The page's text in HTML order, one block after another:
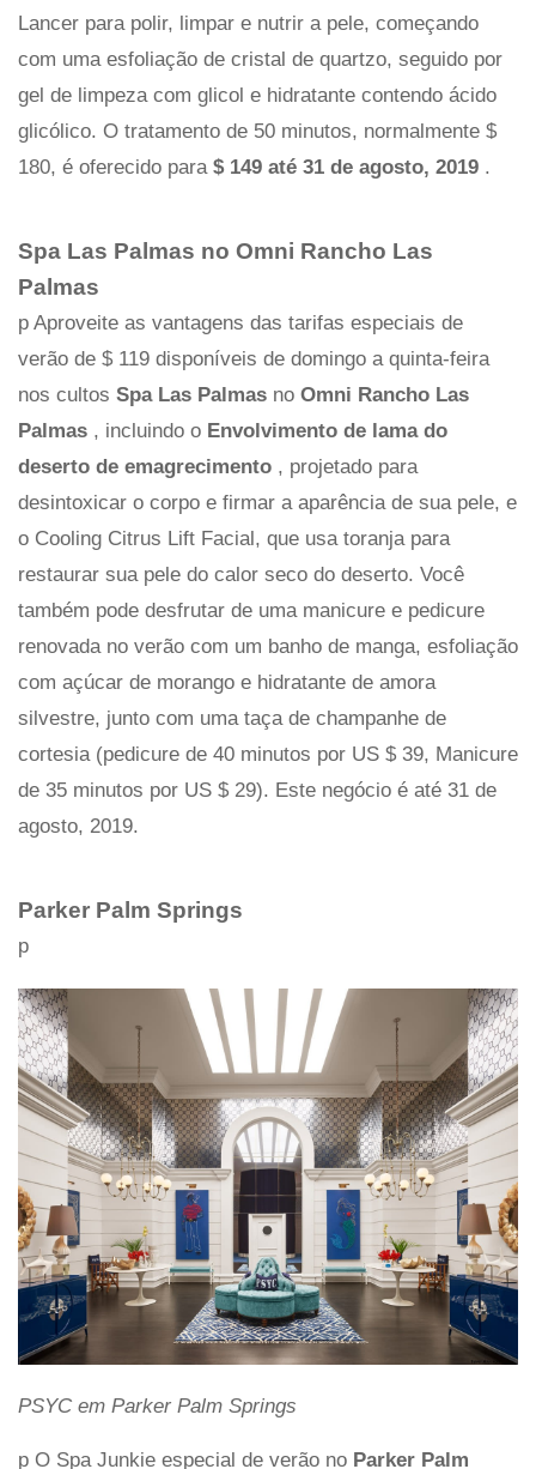
Lancer para polir, limpar e nutrir a pele, começando
com uma esfoliação de cristal de quartzo, seguido por
gel de limpeza com glicol e hidratante contendo ácido
glicólico. O tratamento de 50 minutos, normalmente $
180, é oferecido para $ 149 até 31 de agosto, 2019 .
Spa Las Palmas no Omni Rancho Las
Palmas
p Aproveite as vantagens das tarifas especiais de
verão de $ 119 disponíveis de domingo a quinta-feira
nos cultos Spa Las Palmas no Omni Rancho Las
Palmas , incluindo o Envolvimento de lama do
deserto de emagrecimento , projetado para
desintoxicar o corpo e firmar a aparência de sua pele, e
o Cooling Citrus Lift Facial, que usa toranja para
restaurar sua pele do calor seco do deserto. Você
também pode desfrutar de uma manicure e pedicure
renovada no verão com um banho de manga, esfoliação
com açúcar de morango e hidratante de amora
silvestre, junto com uma taça de champanhe de
cortesia (pedicure de 40 minutos por US $ 39, Manicure
de 35 minutos por US $ 29). Este negócio é até 31 de
agosto, 2019.
Parker Palm Springs
p
PSYC em Parker Palm Springs
p O Spa Junkie especial de verão no Parker Palm